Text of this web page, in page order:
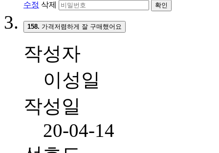
수정 삭제 확인
158. 가격저렴하게 잘 구매했어요
작성자
이성일
작성일
20-04-14